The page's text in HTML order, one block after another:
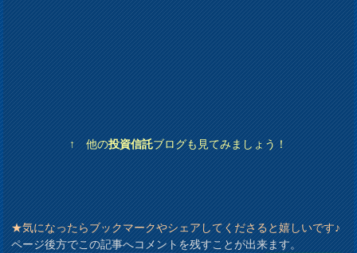
↑ 他の投資信託ブログも見てみましょう！
★気になったらブックマークやシェアしてくださると嬉しいです♪
ページ後方でこの記事へコメントを残すことが出来ます。